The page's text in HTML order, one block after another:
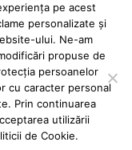
Capitalei
pe acest
personalizate și
ului. Ne-am
propuse de
persoanelor
cu caracter personal
Prin continuarea
utilizării
de Cookie.